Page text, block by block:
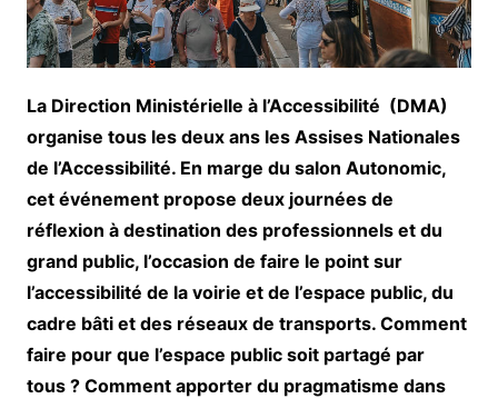
La Direction Ministérielle à l’Accessibilité (DMA)
organise tous les deux ans les Assises Nationales
de l’Accessibilité. En marge du salon Autonomic,
cet événement propose deux journées de
réflexion à destination des professionnels et du
grand public, l’occasion de faire le point sur
l’accessibilité de la voirie et de l’espace public, du
cadre bâti et des réseaux de transports. Comment
faire pour que l’espace public soit partagé par
tous ? Comment apporter du pragmatisme dans